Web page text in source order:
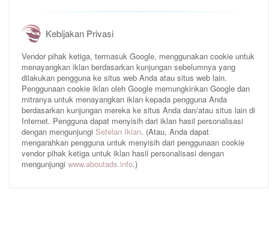
Kebijakan Privasi
Vendor pihak ketiga, termasuk Google, menggunakan cookie untuk
menayangkan iklan berdasarkan kunjungan sebelumnya yang
dilakukan pengguna ke situs web Anda atau situs web lain.
Penggunaan cookie iklan oleh Google memungkinkan Google dan
mitranya untuk menayangkan iklan kepada pengguna Anda
berdasarkan kunjungan mereka ke situs Anda dan/atau situs lain di
Internet. Pengguna dapat menyisih dari iklan hasil personalisasi
dengan mengunjungi Setelan Iklan. (Atau, Anda dapat
mengarahkan pengguna untuk menyisih dari penggunaan cookie
vendor pihak ketiga untuk iklan hasil personalisasi dengan
mengunjungi www.aboutads.info.)